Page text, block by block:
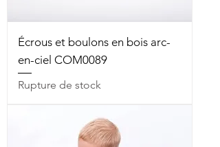
Écrous et boulons en bois arc-
en-ciel COM0089
Rupture de stock